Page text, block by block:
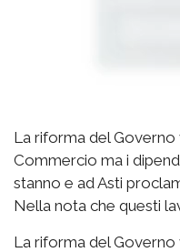
La riforma del
Commercio ma i
stanno e ad Asti
Nella nota che questi
La riforma del Governo